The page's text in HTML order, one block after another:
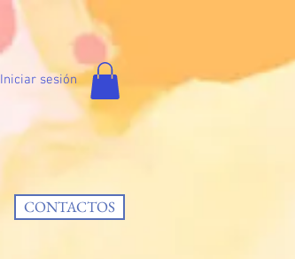
Iniciar sesión
CONTACTOS